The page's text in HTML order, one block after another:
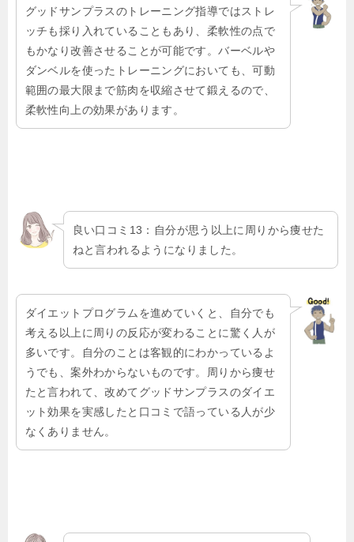
グッドサンプラスのトレーニング指導ではストレ
ッチも採り入れていることもあり、柔軟性の点で
もかなり改善させることが可能です。バーベルや
ダンベルを使ったトレーニングにおいても、可動
範囲の最大限まで筋肉を収縮させて鍛えるので、
柔軟性向上の効果があります。
良い口コミ13：自分が思う以上に周りから痩せた
ねと言われるようになりました。
ダイエットプログラムを進めていくと、自分でも
考える以上に周りの反応が変わることに驚く人が
多いです。自分のことは客観的にわかっているよ
うでも、案外わからないものです。周りから痩せ
たと言われて、改めてグッドサンプラスのダイエ
ット効果を実感したと口コミで語っている人が少
なくありません。